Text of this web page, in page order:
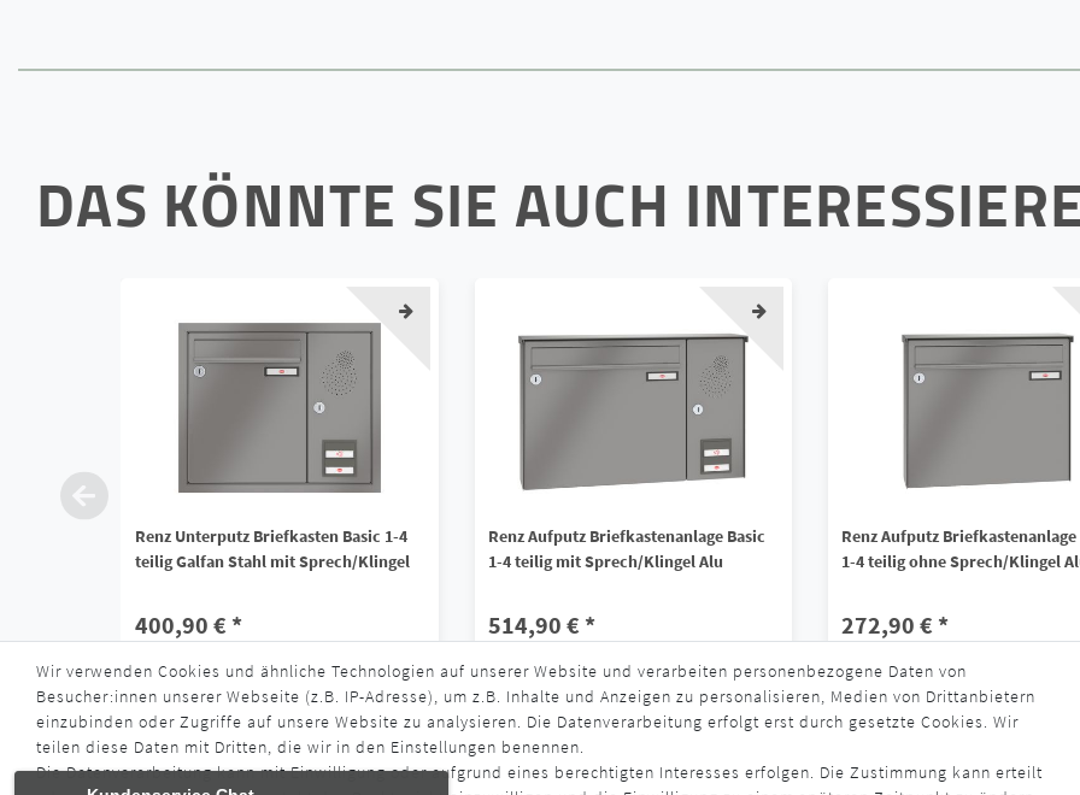
DAS KÖNNTE SIE AUCH
Renz Unterputz Briefkasten Basic 1-4
teilig Galfan Stahl mit Sprech/Klingel
400,90 € *
*inkl. ges. MwSt.zzgl.Versandkosten
Lieferzeit ca. 4 - 6 Wochen
Renz Aufputz Briefkastenanlage Basic
1-4 teilig mit Sprech/Klingel Alu
514,90 € *
*inkl. ges. MwSt.zzgl.Versandkosten
Lieferzeit ca. 4 - 6 Wochen
Renz Aufputz Briefkastenanlage
1-4 teilig ohne Sprech/Klingel
272,90 € *
*inkl. ges. MwSt. zzgl.
Lieferzeit ca. 4 - 6 Wochen
Wir verwenden Cookies und ähnliche Technologien auf unserer Website und verarbeiten personenbezogene Daten von
Besucher:innen unserer Webseite (z.B. IP-Adresse), um z.B. Inhalte und Anzeigen zu personalisieren, Medien von Drittanbietern
einzubinden oder Zugriffe auf unsere Website zu analysieren. Die Datenverarbeitung erfolgt erst durch gesetzte Cookies. Wir
teilen diese Daten mit Dritten, die wir in den Einstellungen benennen.
Die Datenverarbeitung kann mit Einwilligung oder aufgrund eines berechtigten Interesses erfolgen. Die Zustimmung kann erteilt